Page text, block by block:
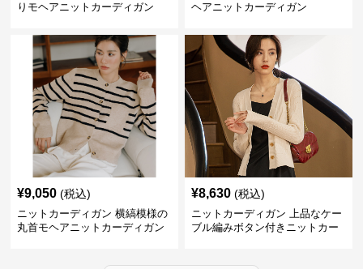
りモヘアニットカーディガン
ヘアニットカーディガン
¥9,050 (税込)
ニットカーディガン 横縞模様の
丸首モヘアニットカーディガン
¥8,630 (税込)
ニットカーディガン 上品なケー
ブル編みボタン付きニットカー